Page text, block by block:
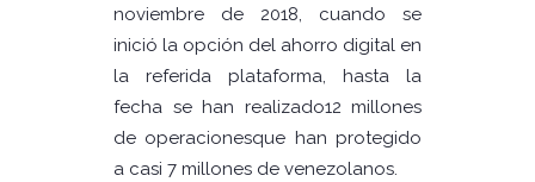
noviembre de 2018, cuando se
inició la opción del ahorro digital en
la referida plataforma, hasta la
fecha se han realizado12 millones
de operacionesque han protegido
a casi 7 millones de venezolanos.